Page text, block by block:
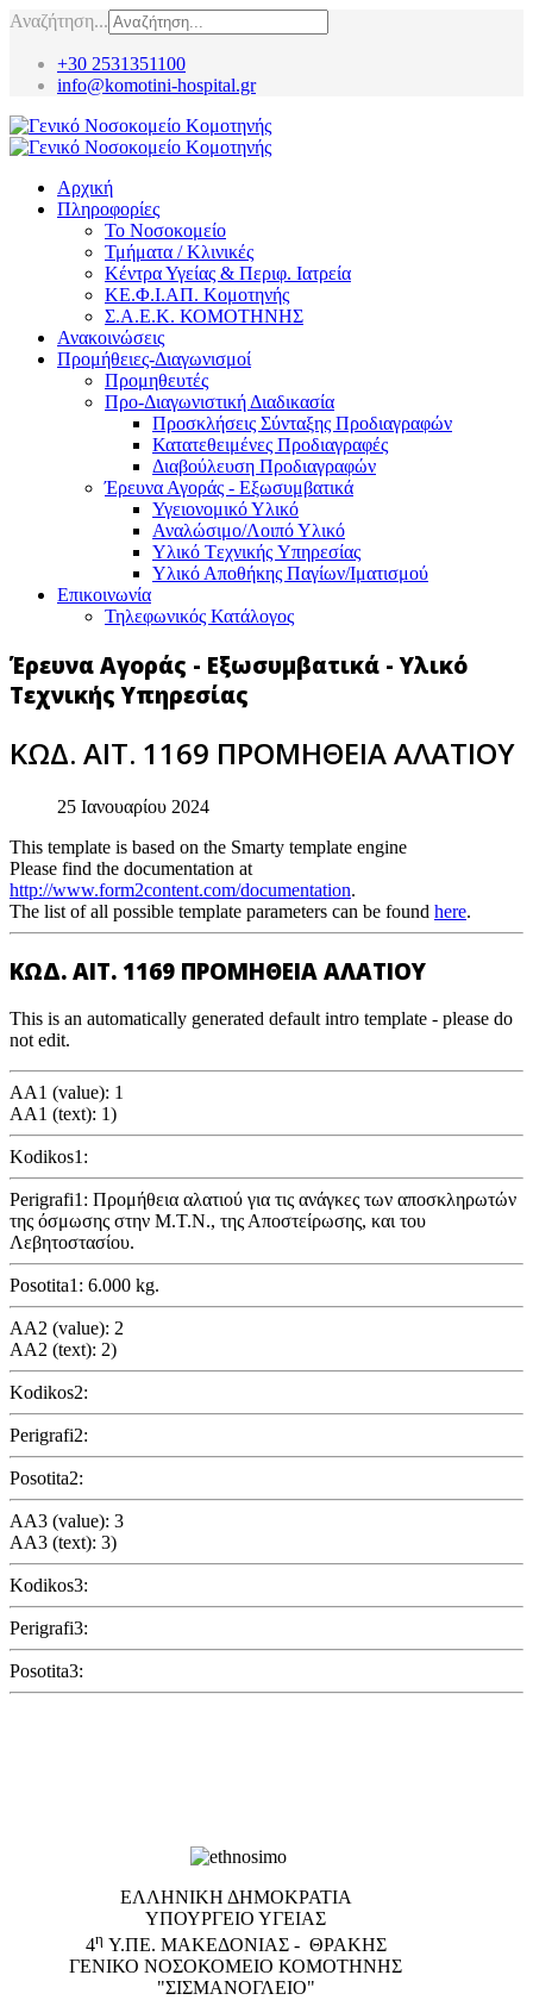
Αναζήτηση...
+30 2531351100
info@komotini-hospital.gr
Αρχική
Πληροφορίες
Το Νοσοκομείο
Τμήματα / Κλινικές
Κέντρα Υγείας & Περιφ. Ιατρεία
ΚΕ.Φ.Ι.ΑΠ. Κομοτηνής
Σ.Α.Ε.Κ. ΚΟΜΟΤΗΝΗΣ
Ανακοινώσεις
Προμήθειες-Διαγωνισμοί
Προμηθευτές
Προ-Διαγωνιστική Διαδικασία
Προσκλήσεις Σύνταξης Προδιαγραφών
Κατατεθειμένες Προδιαγραφές
Διαβούλευση Προδιαγραφών
Έρευνα Αγοράς - Εξωσυμβατικά
Υγειονομικό Υλικό
Αναλώσιμο/Λοιπό Υλικό
Υλικό Tεχνικής Yπηρεσίας
Υλικό Αποθήκης Παγίων/Ιματισμού
Επικοινωνία
Τηλεφωνικός Κατάλογος
Έρευνα Αγοράς - Εξωσυμβατικά - Υλικό
Τεχνικής Υπηρεσίας
ΚΩΔ. ΑΙΤ. 1169 ΠΡΟΜΗΘΕΙΑ ΑΛΑΤΙΟΥ
25 Ιανουαρίου 2024
This template is based on the Smarty template engine
Please find the documentation at
http://www.form2content.com/documentation.
The list of all possible template parameters can be found here.
ΚΩΔ. ΑΙΤ. 1169 ΠΡΟΜΗΘΕΙΑ ΑΛΑΤΙΟΥ
This is an automatically generated default intro template - please do
not edit.
AA1 (value): 1
AA1 (text): 1)
Kodikos1:
Perigrafi1: Προμήθεια αλατιού για τις ανάγκες των αποσκληρωτών
της όσμωσης στην Μ.Τ.Ν., της Αποστείρωσης, και του
Λεβητοστασίου.
Posotita1: 6.000 kg.
AA2 (value): 2
AA2 (text): 2)
Kodikos2:
Perigrafi2:
Posotita2:
AA3 (value): 3
AA3 (text): 3)
Kodikos3:
Perigrafi3:
Posotita3:
EΛΛΗΝΙΚΗ ΔΗΜΟΚΡΑΤΙΑ
ΥΠΟΥΡΓΕΙΟ ΥΓΕΙΑΣ
4η Υ.ΠΕ. ΜΑΚΕΔΟΝΙΑΣ - ΘΡΑΚΗΣ
ΓΕΝΙΚΟ NΟΣΟΚΟΜΕΙΟ ΚΟΜΟΤΗΝΗΣ
"ΣΙΣΜΑΝΟΓΛΕΙΟ"